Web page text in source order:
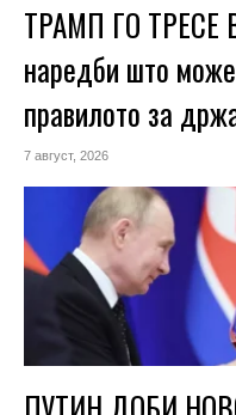
ТРАМП ГО ТРЕСЕ
наредби што
правилото за
7 август, 2026